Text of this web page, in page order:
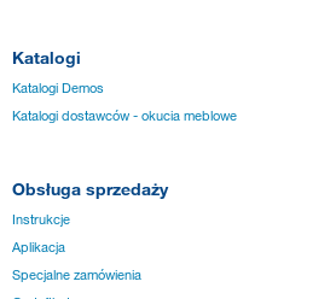
Katalogi
Katalogi Demos
Katalogi dostawców - okucia meblowe
Obsługa sprzedaży
Instrukcje
Aplikacja
Specjalne zamówienia